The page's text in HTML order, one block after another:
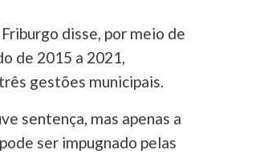
disse, por meio de
de 2015 a 2021,
gestões municipais.
sentença, mas apenas a
ser impugnado pelas